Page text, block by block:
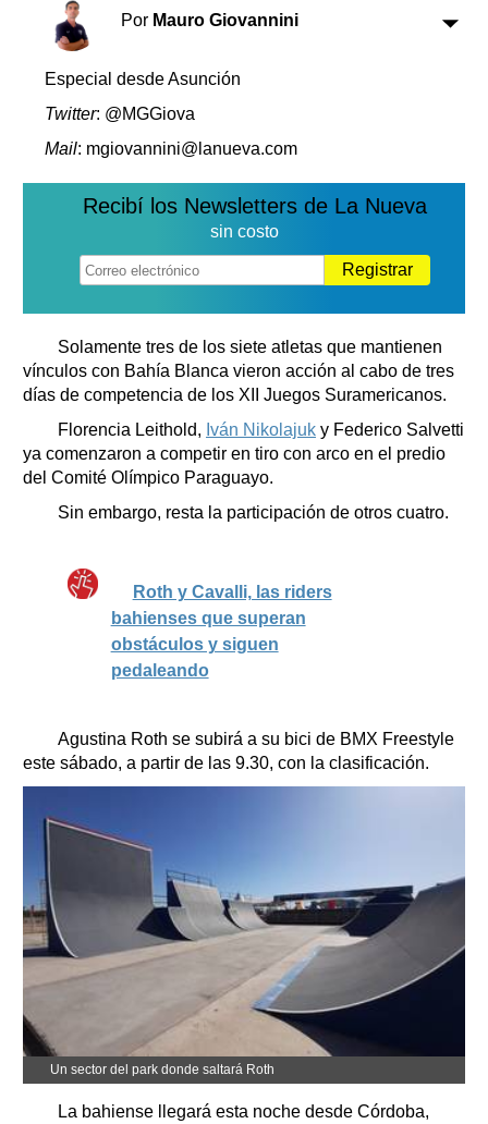
Clasificados
Horóscopo
Suplementos
Servicios
Fúnebres
Teléfonos de urgencia
Por Mauro Giovannini
Especial desde Asunción
Twitter: @MGGiova
Mail: mgiovannini@lanueva.com
Recibí los Newsletters de La Nueva
sin costo
Registrar
Solamente tres de los siete atletas que mantienen
vínculos con Bahía Blanca vieron acción al cabo de tres
días de competencia de los XII Juegos Suramericanos.
Florencia Leithold, Iván Nikolajuk y Federico Salvetti
ya comenzaron a competir en tiro con arco en el predio
del Comité Olímpico Paraguayo.
Sin embargo, resta la participación de otros cuatro.
Roth y Cavalli, las riders
bahienses que superan
obstáculos y siguen
pedaleando
Agustina Roth se subirá a su bici de BMX Freestyle
este sábado, a partir de las 9.30, con la clasificación.
Un sector del park donde saltará Roth
La bahiense llegará esta noche desde Córdoba,